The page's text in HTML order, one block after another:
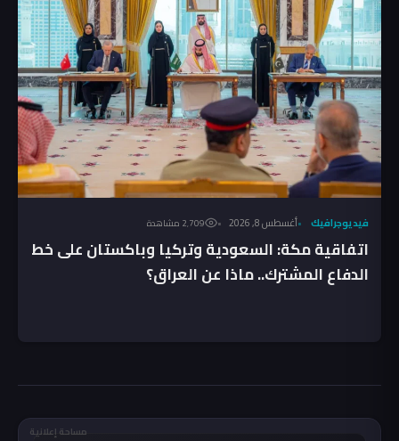
فيديوجرافيك أغسطس 8, 2026 2٬709 مشاهدة
اتفاقية مكة: السعودية وتركيا وباكستان على خط
الدفاع المشترك.. ماذا عن العراق؟
مساحة إعلانية